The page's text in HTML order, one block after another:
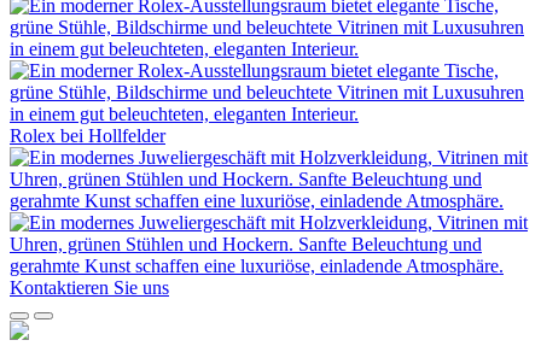
Rolex bei Hollfelder
Kontaktieren Sie uns